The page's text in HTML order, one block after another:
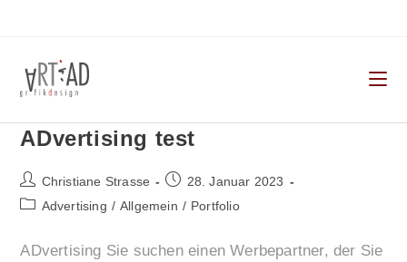
ADvertising test
Beitrags-
Autor:
Christiane Strasse
Beitrag
veröffentlicht:
28. Januar 2023
Beitrags-
Advertising / Allgemein / Portfolio
ADvertising Sie suchen einen Werbepartner, der Sie